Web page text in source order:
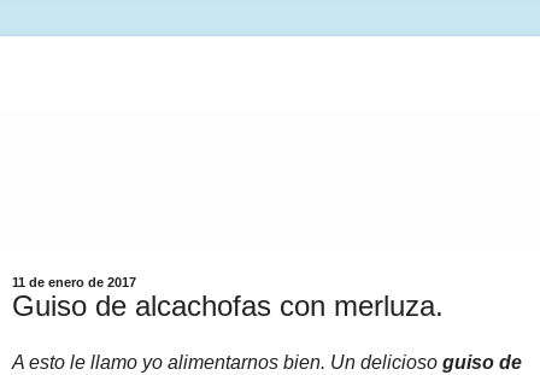
11 de enero de 2017
Guiso de alcachofas con merluza.
A esto le llamo yo alimentarnos bien. Un delicioso guiso de